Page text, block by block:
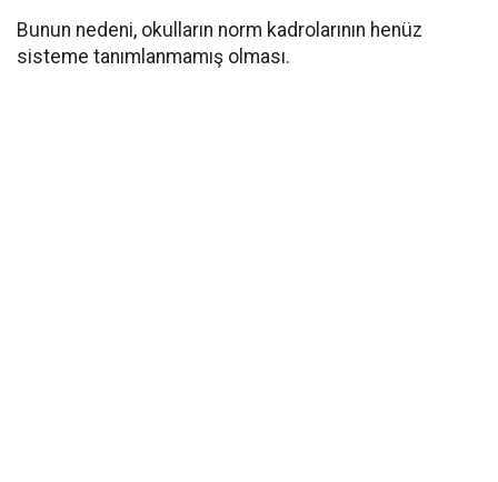
Bunun nedeni, okulların norm kadrolarının henüz
sisteme tanımlanmamış olması.